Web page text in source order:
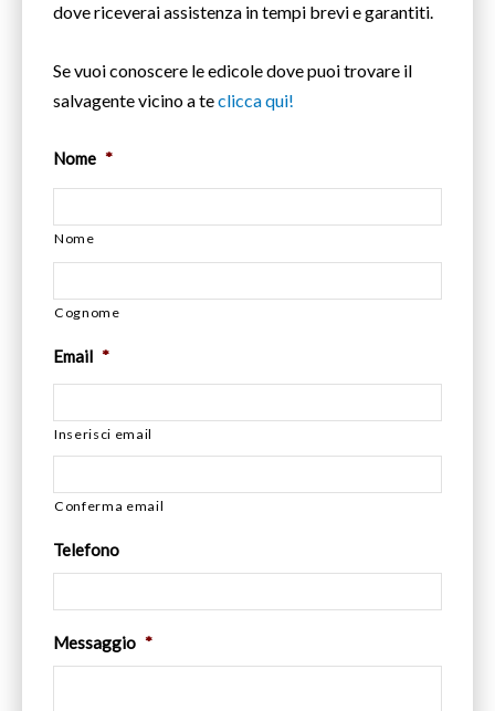
dove riceverai assistenza in tempi brevi e garantiti.
Se vuoi conoscere le edicole dove puoi trovare il
salvagente vicino a teclicca qui!
Nome *
Nome
Cognome
Email *
Inserisci email
Conferma email
Telefono
Messaggio *